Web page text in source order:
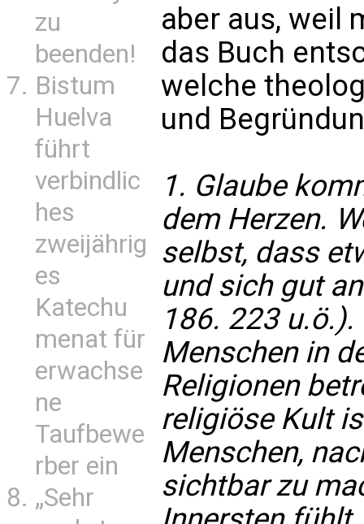
zu
beenden!
Bistum
Huelva
führt
verbindlic
hes
zweijährig
es
Katechu
menat für
erwachse
ne
Taufbewe
rber ein
„Sehr
aber aus, weil
das Buch
welche
und
1. Glaube
dem Herzen.
selbst, dass
und sich gut
186. 223 u.ö.).
Menschen in
Religionen
religiöse Kult
Menschen,
sichtbar zu